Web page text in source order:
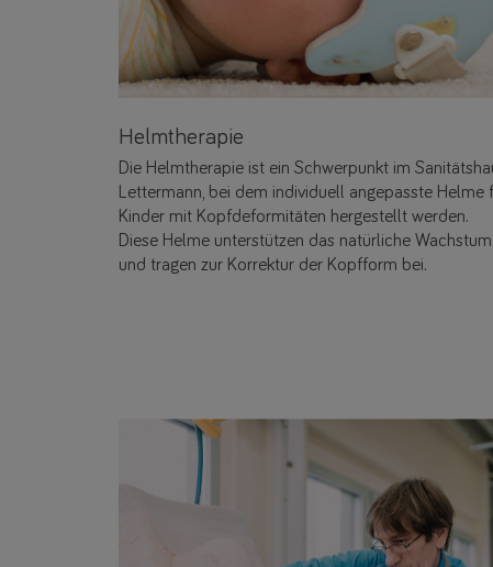
Helmtherapie
Die Helmtherapie ist ein Schwerpunkt im
Lettermann, bei dem individuell angepasste Helme
Kinder mit Kopfdeformitäten hergestellt werden.
Diese Helme unterstützen das natürliche Wachstum
und tragen zur Korrektur der Kopfform bei.